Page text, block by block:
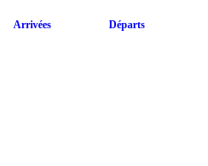
Arrivées Départs